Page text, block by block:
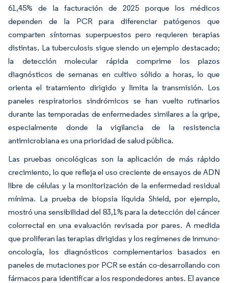
61,45% de la facturación de 2025 porque los médicos
dependen de la PCR para diferenciar patógenos que
comparten síntomas superpuestos pero requieren terapias
distintas. La tuberculosis sigue siendo un ejemplo destacado;
la detección molecular rápida comprime los plazos
diagnósticos de semanas en cultivo sólido a horas, lo que
orienta el tratamiento dirigido y limita la transmisión. Los
paneles respiratorios sindrómicos se han vuelto rutinarios
durante las temporadas de enfermedades similares a la gripe,
especialmente donde la vigilancia de la resistencia
antimicrobiana es una prioridad de salud pública.
Las pruebas oncológicas son la aplicación de más rápido
crecimiento, lo que refleja el uso creciente de ensayos de ADN
libre de células y la monitorización de la enfermedad residual
mínima. La prueba de biopsia líquida Shield, por ejemplo,
mostró una sensibilidad del 83,1% para la detección del cáncer
colorrectal en una evaluación revisada por pares. A medida
que proliferan las terapias dirigidas y los regímenes de inmuno-
oncología, los diagnósticos complementarios basados en
paneles de mutaciones por PCR se están co-desarrollando con
fármacos para identificar a los respondedores antes. El avance